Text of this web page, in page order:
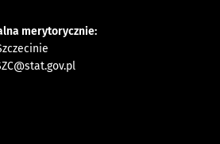
merytorycznie: